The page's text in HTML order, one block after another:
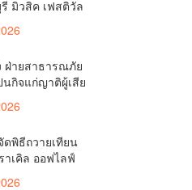
มิวสิค เฟสติวัล
ฝ่ายสาธารณภัย
กิจแก่ญาติผู้เสีย
งไหม้ โรงเบียร์ ณ
20,000 บาท
ดพิธีถวายเทียน
เคิล ออฟไลฟ์
ล.ต.ต.ศิริวัฒน์